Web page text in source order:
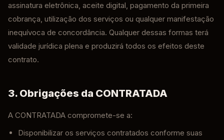
assinatura eletrônica, aceite digital, pagamento da primeira
cobrança, utilização dos serviços ou qualquer manifestação
inequívoca de concordância. Qualquer dessas formas terá
validade jurídica plena e produzirá todos os efeitos deste
contrato.
3. Obrigações da CONTRATADA
A CONTRATADA compromete-se a:
Disponibilizar os serviços contratados conforme suas